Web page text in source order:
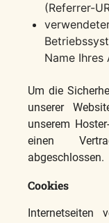
(Referrer-
Name Ihres
Um die
unserer
unserem
einen
abgeschlossen.
Cookies
Internetseiten